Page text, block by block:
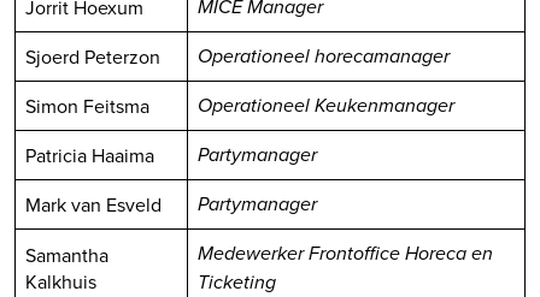
Jorrit Hoexum MICE Manager
Sjoerd Peterzon Operationeel horecamanager
Simon Feitsma Operationeel Keukenmanager
Patricia Haaima Partymanager
Mark van Esveld Partymanager
Samantha
Kalkhuis
Medewerker Frontoffice Horeca en
Ticketing